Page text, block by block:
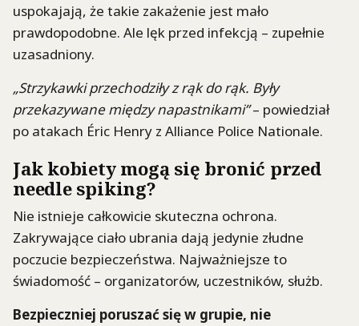
uspokajają, że takie zakażenie jest mało
prawdopodobne. Ale lęk przed infekcją – zupełnie
uzasadniony.
„Strzykawki przechodziły z rąk do rąk. Były
przekazywane między napastnikami”– powiedział
po atakach Éric Henry z Alliance Police Nationale.
Jak kobiety mogą się bronić przed
needle spiking?
Nie istnieje całkowicie skuteczna ochrona.
Zakrywające ciało ubrania dają jedynie złudne
poczucie bezpieczeństwa. Najważniejsze to
świadomość – organizatorów, uczestników, służb.
Bezpieczniej poruszać się w grupie, nie